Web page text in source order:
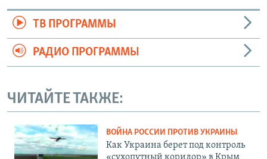
ТВ ПРОГРАММЫ
РАДИО ПРОГРАММЫ
ЧИТАЙТЕ ТАКЖЕ:
ВОЙНА РОССИИ ПРОТИВ УКРАИНЫ
Как Украина берет под контроль